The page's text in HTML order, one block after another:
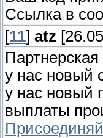
Ссылка в
[11] atz
у нас новый
у нас новый
выплаты